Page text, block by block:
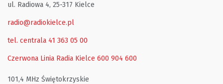
ul. Radiowa 4, 25-317 Kielce
radio@radiokielce.pl
tel. centrala 41 363 05 00
Czerwona Linia Radia Kielce 600 904 600
101,4 MHz Świętokrzyskie